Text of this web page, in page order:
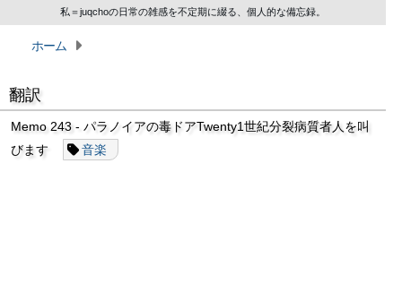
私＝juqchoの日常の雑感を不定期に綴る、個人的な備忘録。
ホーム
翻訳
Memo 243 - パラノイアの毒ドアTwenty1世紀分裂病質者人を叫
びます
音楽